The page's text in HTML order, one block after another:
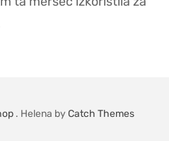
. Helena byCatch Themes